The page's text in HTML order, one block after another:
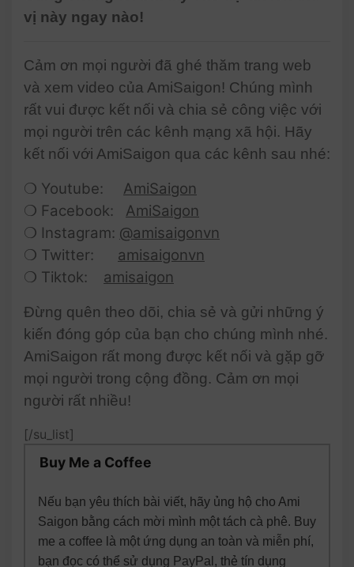
vị này ngay nào!
Cảm ơn mọi người đã ghé thăm trang web
và xem video của AmiSaigon! Chúng mình
rất vui được kết nối và chia sẻ công việc với
mọi người trên các kênh mạng xã hội. Hãy
kết nối với AmiSaigon qua các kênh sau nhé:
❍ Youtube: AmiSaigon
❍ Facebook: AmiSaigon
❍ Instagram: @amisaigonvn
❍ Twitter: amisaigonvn
❍ Tiktok: amisaigon
Đừng quên theo dõi, chia sẻ và gửi những ý
kiến đóng góp của bạn cho chúng mình nhé.
AmiSaigon rất mong được kết nối và gặp gỡ
mọi người trong cộng đồng. Cảm ơn mọi
người rất nhiều!
[/su_list]
Buy Me a Coffee
Nếu bạn yêu thích bài viết, hãy ủng hộ cho Ami
Saigon bằng cách mời mình một tách cà phê. Buy
me a coffee là một ứng dụng an toàn và miễn phí,
bạn đọc có thể sử dụng PayPal, thẻ tín dụng